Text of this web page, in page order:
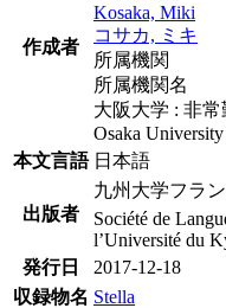
作成者
Kosaka, Miki
コサカ, ミキ
所属機関
所属機関名
大阪大学 : 非常
Osaka University
本文言語 日本語
出版者
九州大学フラ
Société de
l’Université du
発行日
2017-12-18
収録物名 Stella